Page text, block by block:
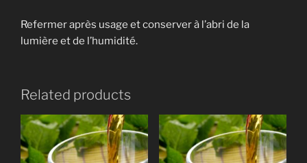
Refermer après usage et conserver à l’abri de la
lumière et de l’humidité.
Related products